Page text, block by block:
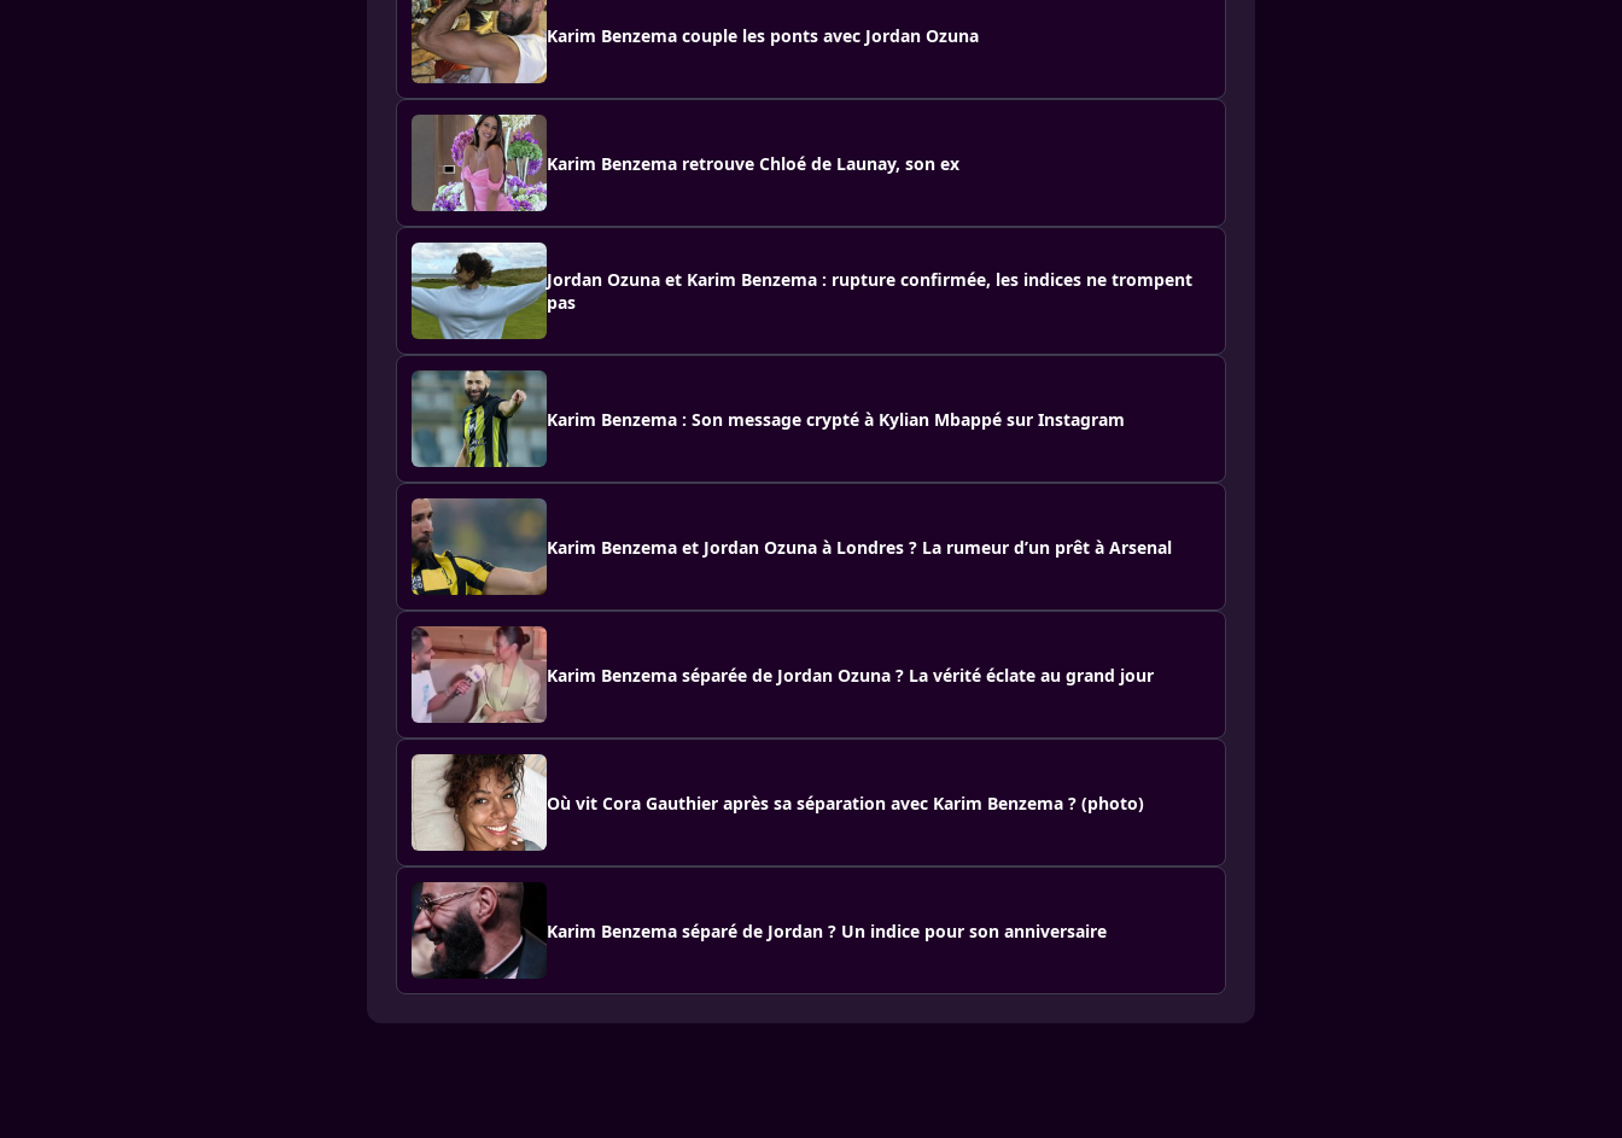
Karim Benzema couple les ponts avec Jordan Ozuna
Karim Benzema retrouve Chloé de Launay, son ex
Jordan Ozuna et Karim Benzema : rupture confirmée, les indices ne trompent
pas
Karim Benzema : Son message crypté à Kylian Mbappé sur Instagram
Karim Benzema et Jordan Ozuna à Londres ? La rumeur d’un prêt à Arsenal
Karim Benzema séparée de Jordan Ozuna ? La vérité éclate au grand jour
Où vit Cora Gauthier après sa séparation avec Karim Benzema ? (photo)
Karim Benzema séparé de Jordan ? Un indice pour son anniversaire